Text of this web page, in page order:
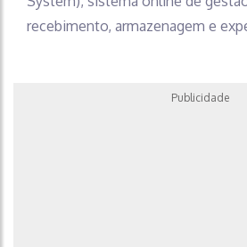
recebimento, armazenagem e
Publicidade